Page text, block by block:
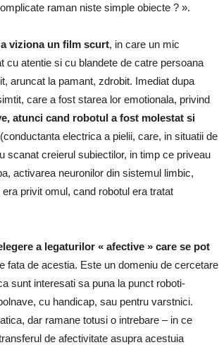
raman niste simple obiecte ? ».
viziona un film scurt, in care un mic
cu atentie si cu blandete de catre persoana
aruncat la pamant, zdrobit. Imediat dupa
care a fost starea lor emotionala, privind
atunci cand robotul a fost molestat si
(conductanta electrica a pielii, care, in situatii de
scanat creierul subiectilor, in timp ce priveau
activarea neuronilor din sistemul limbic,
privit omul, cand robotul era tratat
a legaturilor « afective » care se pot
fata de acestia. Este un domeniu de cercetare
sunt interesati sa puna la punct roboti-
cu handicap, sau pentru varstnici.
dar ramane totusi o intrebare – in ce
de afectivitate asupra acestuia